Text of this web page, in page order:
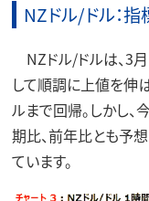
NZドル/ドル：
NZドル/ドルは、3
して順調に上値を伸
ルまで回帰。しかし
期比、前年比とも予
ています。